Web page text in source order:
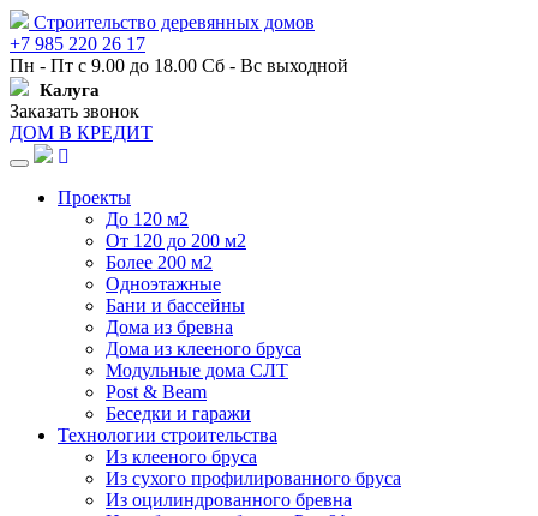
Строительство деревянных домов
+7 985 220 26 17
Пн - Пт с 9.00 до 18.00 Сб - Вс выходной
Калуга
Заказать звонок
ДОМ В КРЕДИТ
Навигация
Проекты
До 120 м2
От 120 до 200 м2
Более 200 м2
Одноэтажные
Бани и бассейны
Дома из бревна
Дома из клееного бруса
Модульные дома СЛТ
Post & Beam
Беседки и гаражи
Технологии строительства
Из клееного бруса
Из сухого профилированного бруса
Из оцилиндрованного бревна